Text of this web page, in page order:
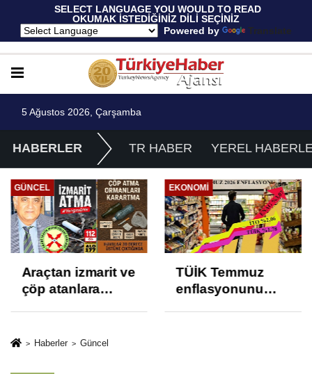
SELECT LANGUAGE YOU WOULD TO READ
OKUMAK İSTEDİĞİNİZ DİLİ SEÇİNİZ
Powered by
Translate
5 Ağustos 2026, Çarşamba
HABERLER TR HABER YEREL
GÜNCEL
Araçtan izmarit ve
çöp atanlara
izmariti
EKONOMI
TÜİK Temmuz
enflasyonunu
Haberler Güncel